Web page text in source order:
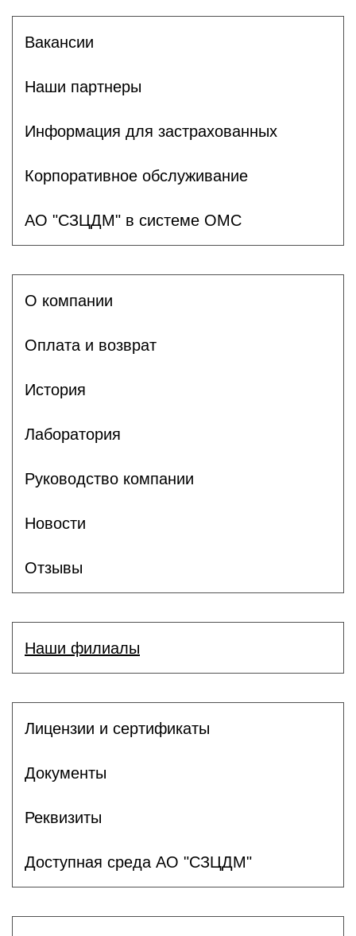
Вакансии
Наши партнеры
Информация для застрахованных
Корпоративное обслуживание
АО "СЗЦДМ" в системе ОМС
О компании
Оплата и возврат
История
Лаборатория
Руководство компании
Новости
Отзывы
Наши филиалы
Лицензии и сертификаты
Документы
Реквизиты
Доступная среда АО "СЗЦДМ"